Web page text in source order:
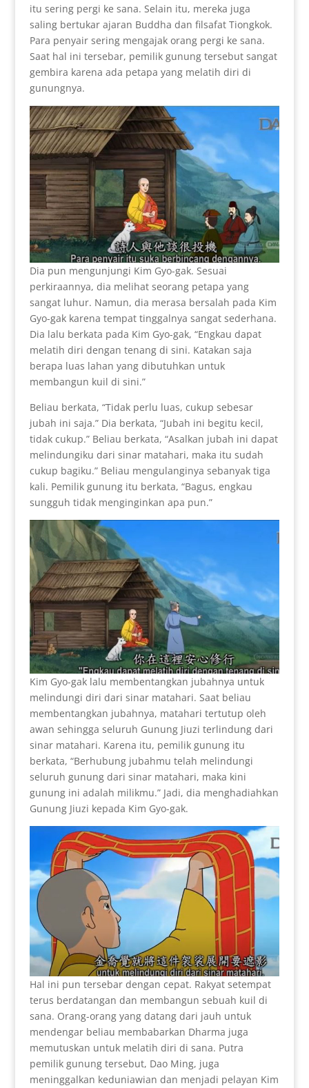
itu sering pergi ke sana. Selain itu, mereka juga
saling bertukar ajaran Buddha dan filsafat Tiongkok.
Para penyair sering mengajak orang pergi ke sana.
Saat hal ini tersebar, pemilik gunung tersebut sangat
gembira karena ada petapa yang melatih diri di
gunungnya.
Dia pun mengunjungi Kim Gyo-gak. Sesuai
perkiraannya, dia melihat seorang petapa yang
sangat luhur. Namun, dia merasa bersalah pada Kim
Gyo-gak karena tempat tinggalnya sangat sederhana.
Dia lalu berkata pada Kim Gyo-gak, “Engkau dapat
melatih diri dengan tenang di sini. Katakan saja
berapa luas lahan yang dibutuhkan untuk
membangun kuil di sini.”
Beliau berkata, “Tidak perlu luas, cukup sebesar
jubah ini saja.” Dia berkata, “Jubah ini begitu kecil,
tidak cukup.” Beliau berkata, “Asalkan jubah ini dapat
melindungiku dari sinar matahari, maka itu sudah
cukup bagiku.” Beliau mengulanginya sebanyak tiga
kali. Pemilik gunung itu berkata, “Bagus, engkau
sungguh tidak menginginkan apa pun.”
Kim Gyo-gak lalu membentangkan jubahnya untuk
melindungi diri dari sinar matahari. Saat beliau
membentangkan jubahnya, matahari tertutup oleh
awan sehingga seluruh Gunung Jiuzi terlindung dari
sinar matahari. Karena itu, pemilik gunung itu
berkata, “Berhubung jubahmu telah melindungi
seluruh gunung dari sinar matahari, maka kini
gunung ini adalah milikmu.” Jadi, dia menghadiahkan
Gunung Jiuzi kepada Kim Gyo-gak.
Hal ini pun tersebar dengan cepat. Rakyat setempat
terus berdatangan dan membangun sebuah kuil di
sana. Orang-orang yang datang dari jauh untuk
mendengar beliau membabarkan Dharma juga
memutuskan untuk melatih diri di sana. Putra
pemilik gunung tersebut, Dao Ming, juga
meninggalkan keduniawian dan menjadi pelayan Kim